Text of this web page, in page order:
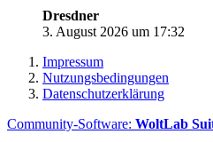
Dresdner
3. August 2026 um 17:32
Impressum
Nutzungsbedingungen
Datenschutzerklärung
Community-Software: WoltLab